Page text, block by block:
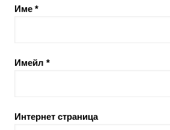
Име *
Имейл *
Интернет страница